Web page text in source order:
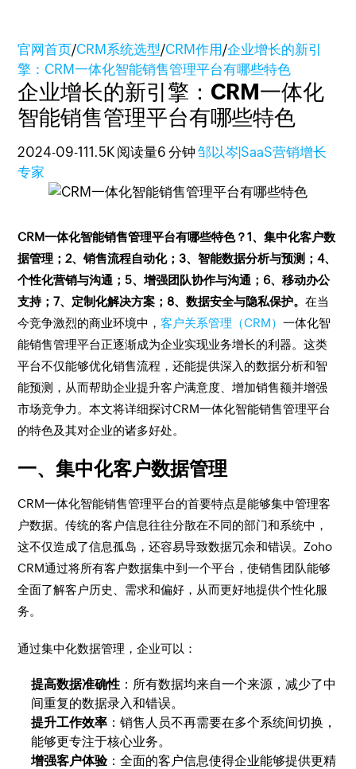
官网首页/CRM系统选型/CRM作用/企业增长的新引
擎：CRM一体化智能销售管理平台有哪些特色
企业增长的新引擎：CRM一体化
智能销售管理平台有哪些特色
2024-09-111.5K 阅读量6 分钟 邹以岑|SaaS营销增长
专家
CRM一体化智能销售管理平台有哪些特色？1、集中化客户数
据管理；2、销售流程自动化；3、智能数据分析与预测；4、
个性化营销与沟通；5、增强团队协作与沟通；6、移动办公
支持；7、定制化解决方案；8、数据安全与隐私保护。在当
今竞争激烈的商业环境中，客户关系管理（CRM）一体化智
能销售管理平台正逐渐成为企业实现业务增长的利器。这类
平台不仅能够优化销售流程，还能提供深入的数据分析和智
能预测，从而帮助企业提升客户满意度、增加销售额并增强
市场竞争力。本文将详细探讨CRM一体化智能销售管理平台
的特色及其对企业的诸多好处。
一、集中化客户数据管理
CRM一体化智能销售管理平台的首要特点是能够集中管理客
户数据。传统的客户信息往往分散在不同的部门和系统中，
这不仅造成了信息孤岛，还容易导致数据冗余和错误。Zoho
CRM通过将所有客户数据集中到一个平台，使销售团队能够
全面了解客户历史、需求和偏好，从而更好地提供个性化服
务。
通过集中化数据管理，企业可以：
提高数据准确性 ：所有数据均来自一个来源，减少了中
间重复的数据录入和错误。
提升工作效率 ：销售人员不再需要在多个系统间切换，
能够更专注于核心业务。
增强客户体验：全面的客户信息使得企业能够提供更精